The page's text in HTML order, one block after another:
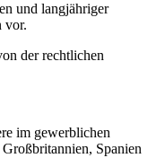
und langjähriger
vor.
der rechtlichen
im gewerblichen
Spanien